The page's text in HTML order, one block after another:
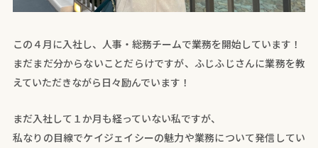
この４月に入社し、人事・総務チームで業務を開始しています！
まだまだ分からないことだらけですが、ふじふじさんに業務を教
えていただきながら日々励んでいます！
まだ入社して１か月も経っていない私ですが、
私なりの目線でケイジェイシーの魅力や業務について発信してい